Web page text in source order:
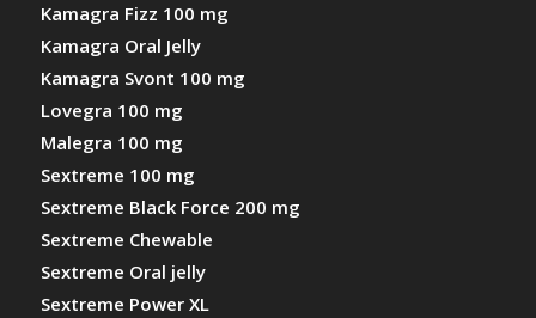
Kamagra Fizz 100 mg
Kamagra Oral Jelly
Kamagra Svont 100 mg
Lovegra 100 mg
Malegra 100 mg
Sextreme 100 mg
Sextreme Black Force 200 mg
Sextreme Chewable
Sextreme Oral jelly
Sextreme Power XL